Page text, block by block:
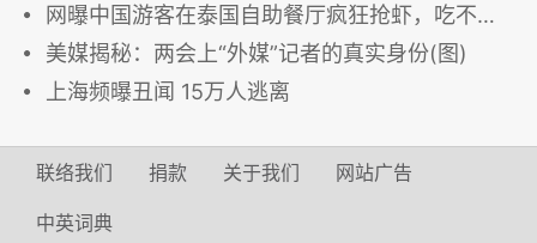
网曝中国游客在泰国自助餐厅疯狂抢虾，吃不完还浪费......
美媒揭秘：两会上“外媒”记者的真实身份(图)
上海频曝丑闻 15万人逃离
联络我们 捐款 关于我们 网站广告
中英词典